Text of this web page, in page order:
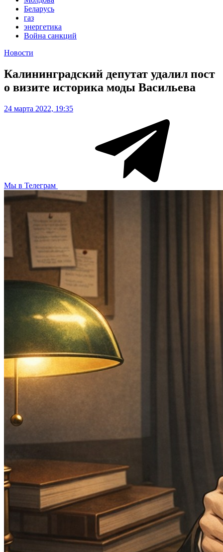
Беларусь
газ
энергетика
Война санкций
Новости
Калининградский депутат удалил пост
о визите историка моды Васильева
24 марта 2022, 19:35
Мы в Телеграм